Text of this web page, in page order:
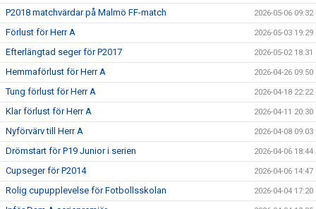
P2018 matchvärdar på Malmö FF-match 2026-05-06 09:32
Förlust för Herr A 2026-05-03 19:29
Efterlängtad seger för P2017 2026-05-02 18:31
Hemmaförlust för Herr A 2026-04-26 09:50
Tung förlust för Herr A 2026-04-18 22:22
Klar förlust för Herr A 2026-04-11 20:30
Nyförvärv till Herr A 2026-04-08 09:03
Drömstart för P19 Junior i serien 2026-04-06 18:44
Cupseger för P2014 2026-04-06 14:47
Rolig cupupplevelse för Fotbollsskolan 2026-04-04 17:20